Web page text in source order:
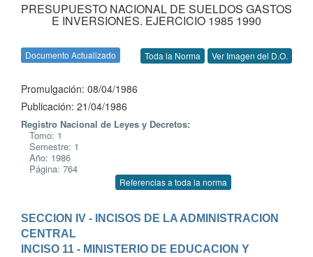
PRESUPUESTO NACIONAL DE SUELDOS GASTOS
E INVERSIONES. EJERCICIO 1985 1990
Documento Actualizado Toda la Norma Ver Imagen del D.O.
Promulgación: 08/04/1986
Publicación: 21/04/1986
Registro Nacional de Leyes y Decretos:
Tomo: 1
Semestre: 1
Año: 1986
Página: 764
Referencias a toda la norma
SECCION IV - INCISOS DE LA ADMINISTRACION
CENTRAL
INCISO 11 - MINISTERIO DE EDUCACION Y